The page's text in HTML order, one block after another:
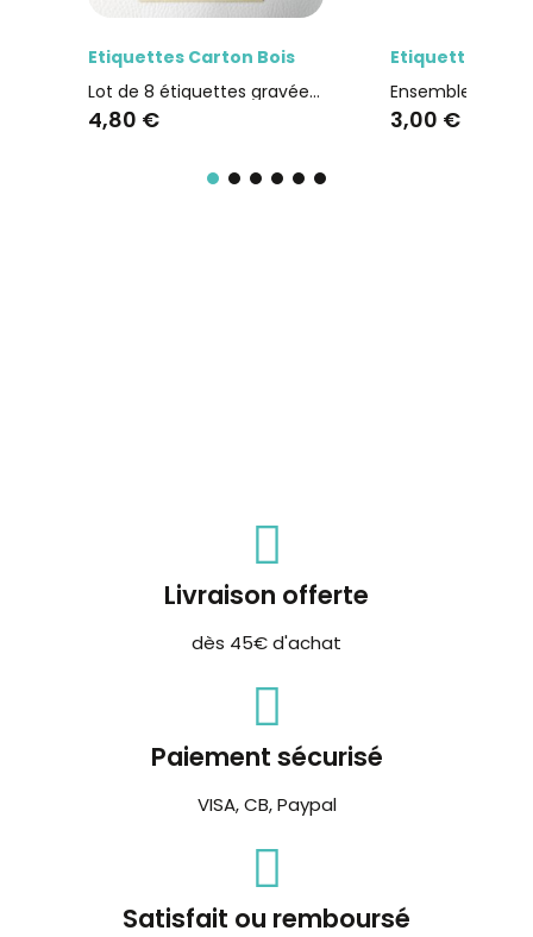
Etiquettes Carton Bois
Lot de 8 étiquettes gravées thème Mer carton bois SCRAPMOUSET
4,80 €
Etiquettes
3,00 €
Livraison offerte
dès 45€ d'achat
Paiement sécurisé
VISA, CB, Paypal
Satisfait ou remboursé